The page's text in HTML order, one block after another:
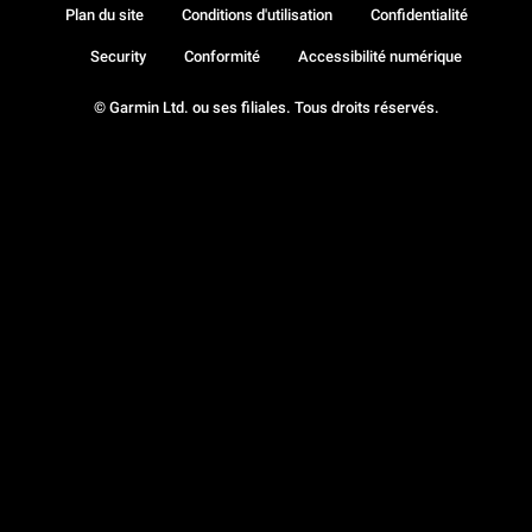
© Garmin Ltd. ou ses filiales. Tous droits réservés.
Plan du site Conditions d'utilisation Confidentialité
Security Conformité Accessibilité numérique